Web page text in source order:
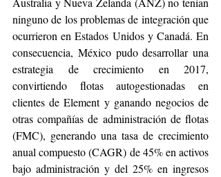
ninguno de los problemas de integración que
ocurrieron en Estados Unidos y Canadá. En
consecuencia, México pudo desarrollar una
estrategia de crecimiento en 2017,
convirtiendo flotas autogestionadas en
clientes de Element y ganando negocios de
otras compañías de administración de flotas
(FMC), generando una tasa de crecimiento
anual compuesto (CAGR) de 45% en activos
bajo administración y del 25% en ingresos